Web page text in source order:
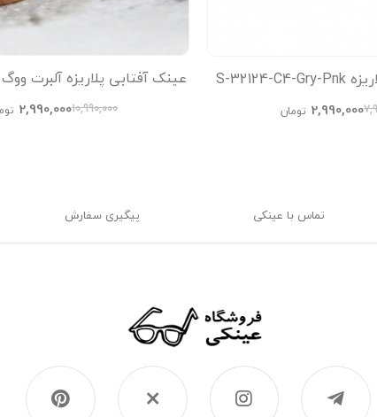
عینک آفتابی پلاریزه S-32124-C4-Gry-Pnk
عینک آفتابی مردانه
2,990,000 تومان Avantgarde Visionary
10,990,000
2,990,000
تماس با عینکی پیگیری سفارش